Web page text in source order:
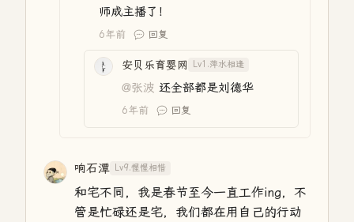
师成主播了！
6年前 回复
安贝乐育婴网 Lv1.萍水相逢
@张波 还全部都是刘德华
6年前 回复
响石潭 Lv9.惺惺相惜
和宅不同，我是春节至今一直工作ing，不
管是忙碌还是宅，我们都在用自己的行动